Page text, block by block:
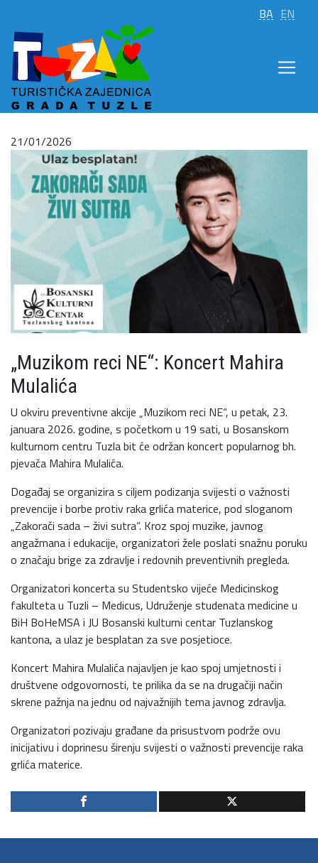
BA EN
21/01/2026
„Muzikom reci NE“: Koncert Mahira
Mulalića
U okviru preventivne akcije „Muzikom reci NE“, u petak, 23.
januara 2026. godine, s početkom u 19 sati, u Bosanskom
kulturnom centru Tuzla bit će održan koncert popularnog bh.
pjevača Mahira Mulalića.
Događaj se organizira s ciljem podizanja svijesti o važnosti
prevencije i borbe protiv raka grlića materice, pod sloganom
„Zakorači sada – živi sutra“. Kroz spoj muzike, javnog
angažmana i edukacije, organizatori žele poslati snažnu poruku
o značaju brige za zdravlje i redovnih preventivnih pregleda.
Organizatori koncerta su Studentsko vijeće Medicinskog
fakulteta u Tuzli – Medicus, Udruženje studenata medicine u
BiH BoHeMSA i JU Bosanski kulturni centar Tuzlanskog
kantona, a ulaz je besplatan za sve posjetioce.
Koncert Mahira Mulalića najavljen je kao spoj umjetnosti i
društvene odgovornosti, te prilika da se na drugačiji način
skrene pažnja na jednu od najvažnijih tema javnog zdravlja.
Organizatori pozivaju građane da prisustvom podrže ovu
inicijativu i doprinesu širenju svijesti o važnosti prevencije raka
grlića materice.